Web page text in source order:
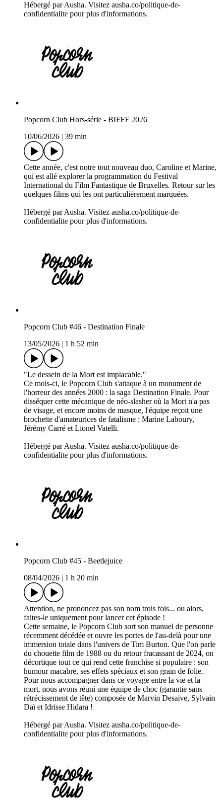
Hébergé par Ausha. Visitez ausha.co/politique-de-
confidentialite pour plus d'informations.
Popcorn Club Hors-série - BIFFF 2026
10/06/2026
39 min
Cette année, c'est notre tout nouveau duo, Caroline et Marine,
qui est allé explorer la programmation du Festival
International du Film Fantastique de Bruxelles. Retour sur les
quelques films qui les ont particulièrement marquées.
Hébergé par Ausha. Visitez ausha.co/politique-de-
confidentialite pour plus d'informations.
Popcorn Club #46 - Destination Finale
13/05/2026
1 h 52 min
"Le dessein de la Mort est implacable."
Ce mois-ci, le Popcorn Club s'attaque à un monument de
l'horreur des années 2000 : la saga Destination Finale. Pour
disséquer cette mécanique de néo-slasher où la Mort n'a pas
de visage, et encore moins de masque, l'équipe reçoit une
brochette d'amateurices de fatalisme : Marine Laboury,
Jérémy Carré et Lionel Vatelli.
Hébergé par Ausha. Visitez ausha.co/politique-de-
confidentialite pour plus d'informations.
Popcorn Club #45 - Beetlejuice
08/04/2026
1 h 20 min
Attention, ne prononcez pas son nom trois fois... ou alors,
faites-le uniquement pour lancer cet épisode !
Cette semaine, le Popcorn Club sort son manuel de personne
récemment décédée et ouvre les portes de l'au-delà pour une
immersion totale dans l'univers de Tim Burton. Que l'on parle
du chouette film de 1988 ou du retour fracassant de 2024, on
décortique tout ce qui rend cette franchise si populaire : son
humour macabre, ses effets spéciaux et son grain de folie.
Pour nous accompagner dans ce voyage entre la vie et la
mort, nous avons réuni une équipe de choc (garantie sans
rétrécissement de tête) composée de Marvin Desaive, Sylvain
Daï et Idrisse Hidara !
Hébergé par Ausha. Visitez ausha.co/politique-de-
confidentialite pour plus d'informations.